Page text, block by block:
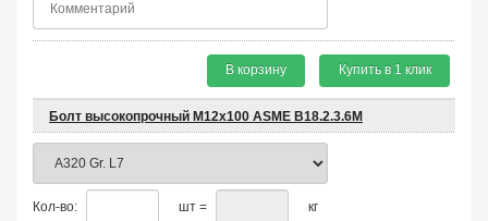
В корзину Купить в 1 клик
Болт высокопрочный М12х100 ASME B18.2.3.6M
Кол-во: шт = кг